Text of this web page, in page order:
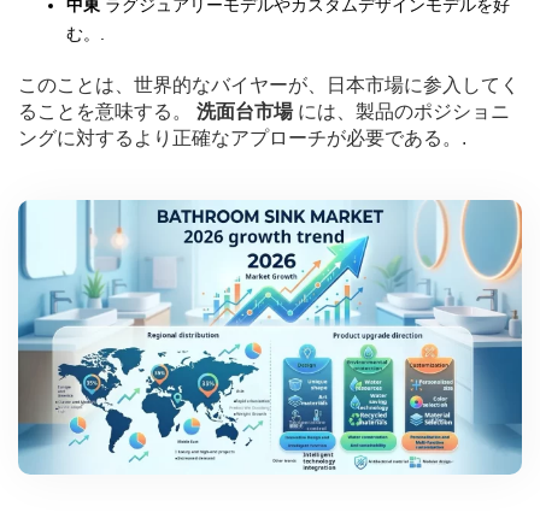
中東 ラグジュアリーモデルやカスタムデザインモデルを好
む。.
このことは、世界的なバイヤーが、日本市場に参入してく
ることを意味する。 洗面台市場には、製品のポジショニ
ングに対するより正確なアプローチが必要である。.